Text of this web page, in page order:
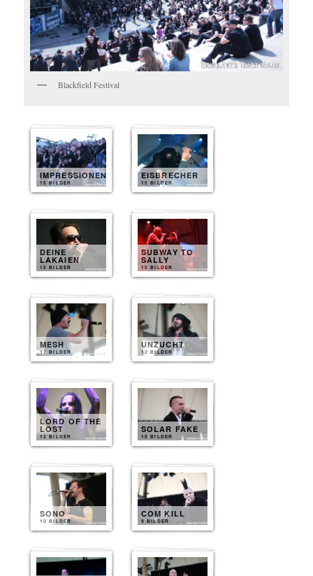
Blackfield Festival
IMPRESSIONEN
15 BILDER
EISBRECHER
15 BILDER
DEINE
LAKAIEN
15 BILDER
SUBWAY TO
SALLY
15 BILDER
MESH
12 BILDER
UNZUCHT
12 BILDER
LORD OF THE
LOST
12 BILDER
SOLAR FAKE
10 BILDER
SONO
10 BILDER
COM KILL
9 BILDER